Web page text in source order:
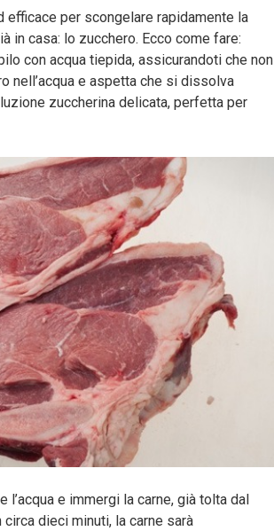
per scongelare rapidamente la
in casa: lo zucchero. Ecco come fare:
con acqua tiepida, assicurandoti che non
nell’acqua e aspetta che si dissolva
zuccherina delicata, perfetta per
e immergi la carne, già tolta dal
dieci minuti, la carne sarà